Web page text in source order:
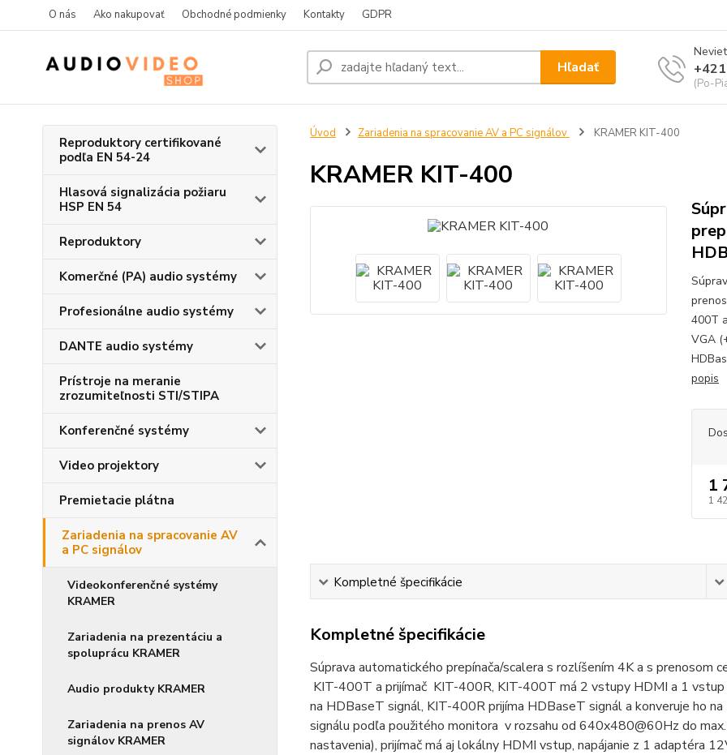
O nás Ako nakupovať Obchodné podmienky Kontakty GDPR
Hľadať
(Po-
Reproduktory certifikované
podľa EN 54-24
Hlasová signalizácia požiaru
HSP EN 54
Reproduktory
Komerčné (PA) audio systémy
Profesionálne audio systémy
DANTE audio systémy
Prístroje na meranie
zrozumiteľnosti STI/STIPA
Konferenčné systémy
Video projektory
Premietacie plátna
Zariadenia na spracovanie AV
a PC signálov
Videokonferenčné systémy
KRAMER
Zariadenia na prezentáciu a
spoluprácu KRAMER
Audio produkty KRAMER
Zariadenia na prenos AV
signálov KRAMER
Úvod Zariadenia na spracovanie AV a PC signálov KRAMER KIT-400
KRAMER KIT-400
400T
VGA
popis
1
1
Kompletné špecifikácie
Kompletné špecifikácie
Súprava automatického prepínača/scalera s rozlíšením 4K a s
KIT-400T a prijímač KIT-400R, KIT-400T má 2 vstupy HDMI a 1
na HDBaseT signál, KIT-400R prijíma HDBaseT signál a konveruje ho
signálu podľa použitého monitora v rozsahu od 640x480@60Hz do
nastavenia), prijímač má aj lokálny HDMI vstup, napájanie z 1 adaptéra